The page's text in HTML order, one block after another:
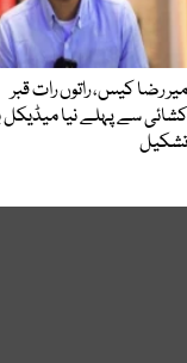
میر رضا کیس، راتوں رات قبر
کشائی سے پہلے نیا میڈیکل
تشکیل